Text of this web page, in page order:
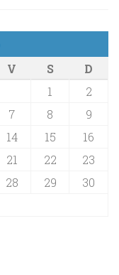
V S
D
1
2
7 8
9
14 15
16
21 22
23
28 29
30